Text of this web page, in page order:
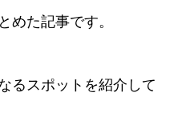
めた記事です。
るスポットを紹介して